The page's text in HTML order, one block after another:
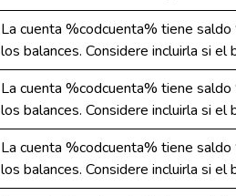
La cuenta %codcuenta% tiene
los balances. Considere incluirla si el
La cuenta %codcuenta% tiene
los balances. Considere incluirla si el
La cuenta %codcuenta% tiene
los balances. Considere incluirla si el